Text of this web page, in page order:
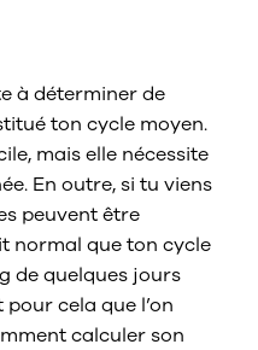
à déterminer de
ton cycle moyen.
mais elle nécessite
En outre, si tu viens
peuvent être
normal que ton cycle
de quelques jours
pour cela que l’on
calculer son